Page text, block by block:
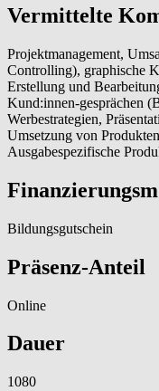
Vermittelte
Projektmanagement,
Controlling), graphische
Erstellung und
Kund:innen-gesprächen
Werbestrategien,
Umsetzung von
Ausgabespezifische
Bildungsgutschein
Präsenz-Anteil
Online
Dauer
1080